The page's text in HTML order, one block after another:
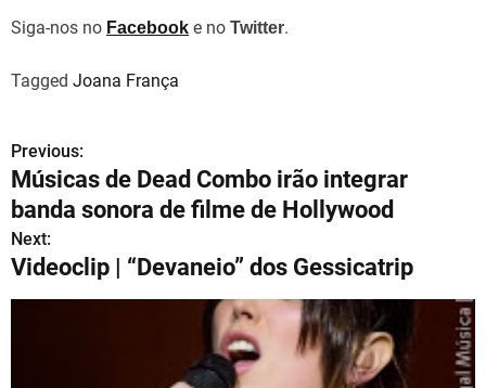
Siga-nos no Facebook e no Twitter.
Tagged Joana França
N
a
v
e
Previous:
Músicas de Dead Combo irão integrar
banda sonora de filme de Hollywood
Next:
Videoclip | “Devaneio” dos Gessicatrip